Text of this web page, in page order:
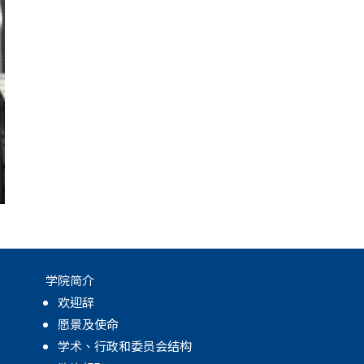
学院简介
欢迎辞
愿景及使命
学术、行政和委员会结构